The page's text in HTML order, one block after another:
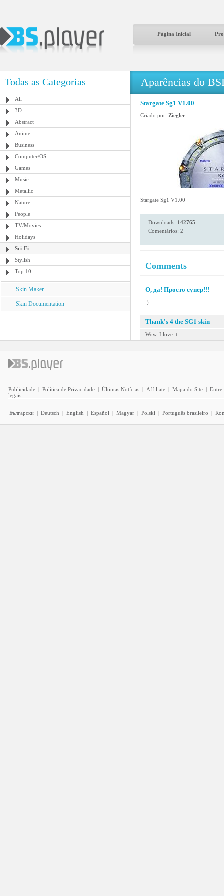
Página Inicial
Todas as Categorias
All
3D
Abstract
Anime
Business
Computer/OS
Games
Music
Metallic
Nature
People
TV/Movies
Holidays
Sci-Fi
Stylish
Top 10
Skin Maker
Skin Documentation
Aparências do
Stargate Sg1 V1.00
Criado por: Ziegler
Stargate Sg1 V1.00
Downloads: 142765
Comentários: 2
Comments
О, да! Просто супер!!!
:)
Thank's 4 the SG1 skin
Wow, I love it.
Publicidade | Política de Privacidade | Últimas Notícias | Affiliate | Mapa do Site | Entre
legais
Български | Deutsch | English | Español | Magyar | Polski | Português brasileiro |